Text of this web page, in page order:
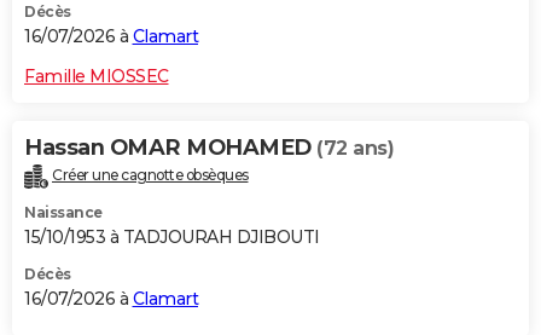
Décès
16/07/2026 à Clamart
Famille MIOSSEC
Hassan OMAR MOHAMED (72 ans)
Créer une cagnotte obsèques
Naissance
15/10/1953 à TADJOURAH DJIBOUTI
Décès
16/07/2026 à Clamart